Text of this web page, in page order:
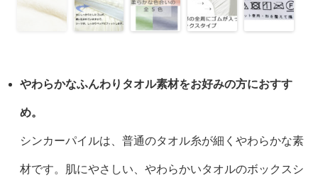
やわらかなふんわりタオル素材をお好みの方におすす
め。
シンカーパイルは、普通のタオル糸が細くやわらかな素
材です。肌にやさしい、やわらかいタオルのボックスシ